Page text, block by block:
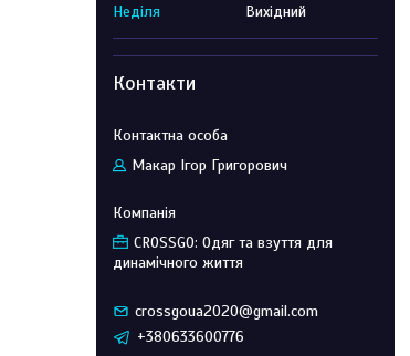
Неділя
Вихідний
Контакти
Макар Ігор Григорович
CROSSGO: Одяг та взуття для
динамічного життя
crossgoua2020@gmail.com
+380633600776